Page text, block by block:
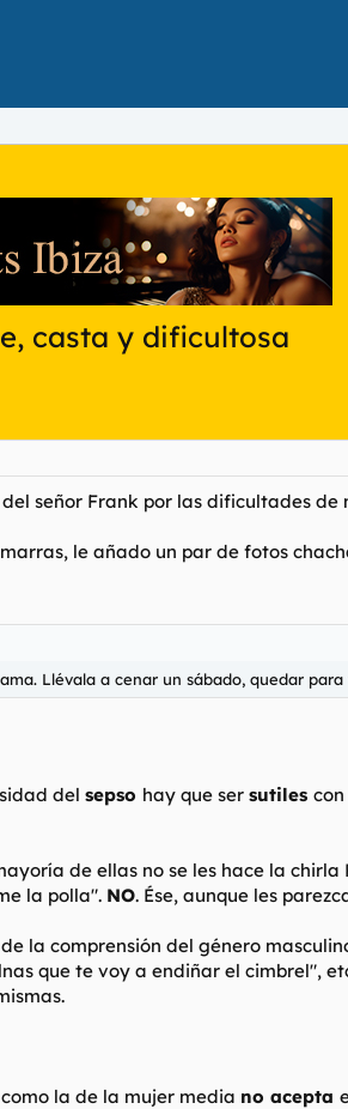
casta y dificultosa
señor Frank por las dificultades
le añado un par de fotos
Llévala a cenar un sábado, quedar
del sepso hay que ser sutiles
de ellas no se les hace la
la polla". NO. Ése, aunque les
la comprensión del género
que te voy a endiñar el cimbrel",
como la de la mujer media no acepta